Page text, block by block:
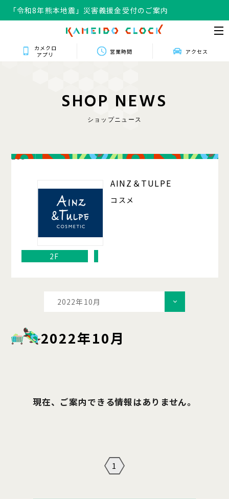
「令和8年熊本地震」災害義援金受付のご案内
カメクロ
アプリ
営業時間 アクセス
SHOP NEWS
ショップニュース
203
AINZ＆TULPE
コスメ
2F
2022年10月
2022年10月
現在、ご案内できる情報はありません。
1